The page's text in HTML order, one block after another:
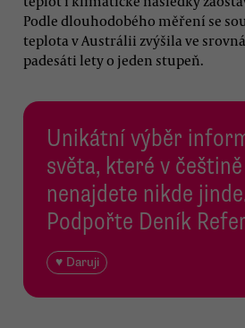
Podle dlouhodobého měření se
teplota v Austrálii zvýšila ve
padesáti lety o jeden stupeň.
Unikátní výběr
světa, které v češtině
nenajdete nikde
Podpořte Deník
♥ Daruji